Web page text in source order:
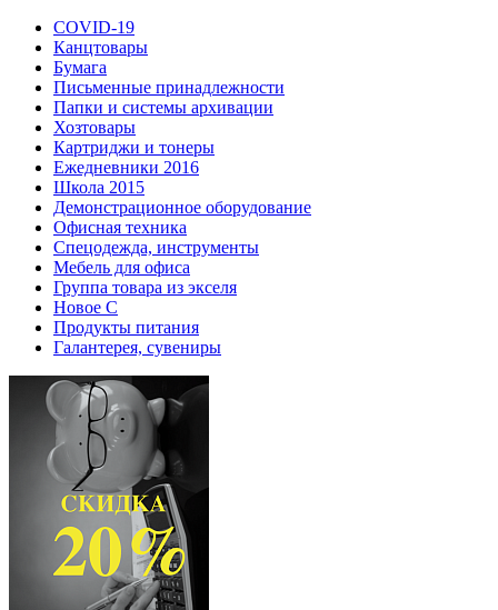
COVID-19
Канцтовары
Бумага
Письменные принадлежности
Папки и системы архивации
Хозтовары
Картриджи и тонеры
Ежедневники 2016
Школа 2015
Демонстрационное оборудование
Офисная техника
Спецодежда, инструменты
Мебель для офиса
Группа товара из экселя
Новое С
Продукты питания
Галантерея, сувениры